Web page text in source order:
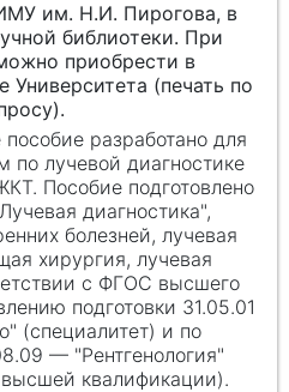
им. Н.И. Пирогова, в
библиотеки. При
приобрести в
Университета (печать по
разработано для
по лучевой диагностике
Пособие подготовлено
диагностика",
болезней, лучевая
хирургия, лучевая
с ФГОС высшего
подготовки 31.05.01
(специалитет) и по
— "Рентгенология"
высшей квалификации).